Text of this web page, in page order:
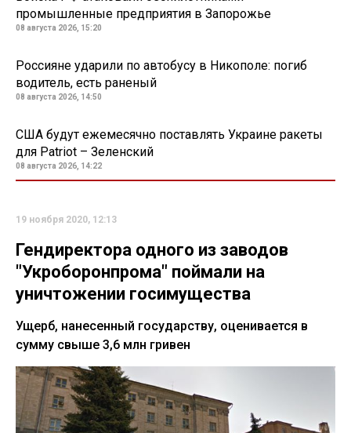
промышленные предприятия в Запорожье
08 августа 2026, 15:20
Россияне ударили по автобусу в Никополе: погиб
водитель, есть раненый
08 августа 2026, 14:50
США будут ежемесячно поставлять Украине ракеты
для Patriot – Зеленский
08 августа 2026, 14:22
19 ноября 2020, 12:13
Гендиректора одного из заводов
"Укроборонпрома" поймали на
уничтожении госимущества
Ущерб, нанесенный государству, оценивается в
сумму свыше 3,6 млн гривен